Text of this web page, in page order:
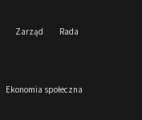
Zarząd
Rada
Ekonomia społeczna